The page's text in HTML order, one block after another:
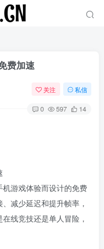
费加速
关注 私信
0 597 14
机游戏体验而设计的免费
减少延迟和提升帧率，
线竞技还是单人冒险，